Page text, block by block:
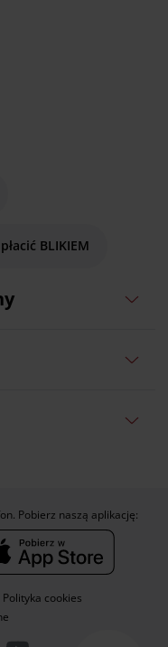
BLIKIEM
Polityka cookies
Pobierz naszą aplikację: